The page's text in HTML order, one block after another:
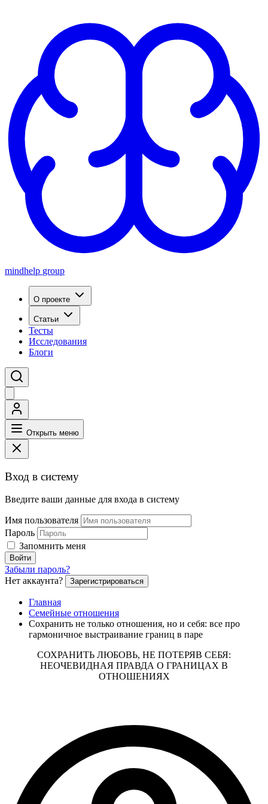
mindhelp group
О проекте
Статьи
Тесты
Исследования
Блоги
Открыть меню
Вход в систему
Введите ваши данные для входа в систему
Имя пользователя
Пароль
Запомнить меня
Войти
Забыли пароль?
Нет аккаунта?
Зарегистрироваться
Главная
Семейные отношения
Сохранить не только отношения, но и себя: все про
гармоничное выстраивание границ в паре
СОХРАНИТЬ ЛЮБОВЬ, НЕ ПОТЕРЯВ СЕБЯ:
НЕОЧЕВИДНАЯ ПРАВДА О ГРАНИЦАХ В
ОТНОШЕНИЯХ